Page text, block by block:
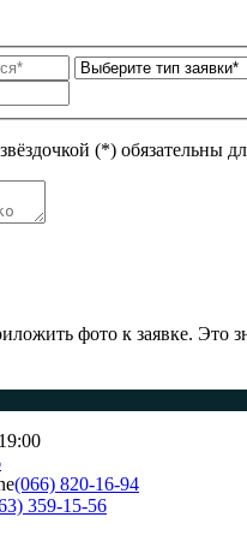
(*) обязательны
фото к заявке. Это
(066) 820-16-94
359-15-56